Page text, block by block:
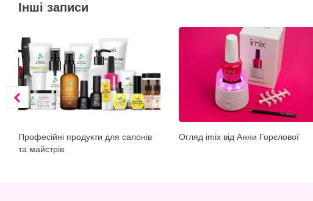
Інші записи
Професійні продукти для салонів
та майстрів
Огляд imix від Анни Горєлової